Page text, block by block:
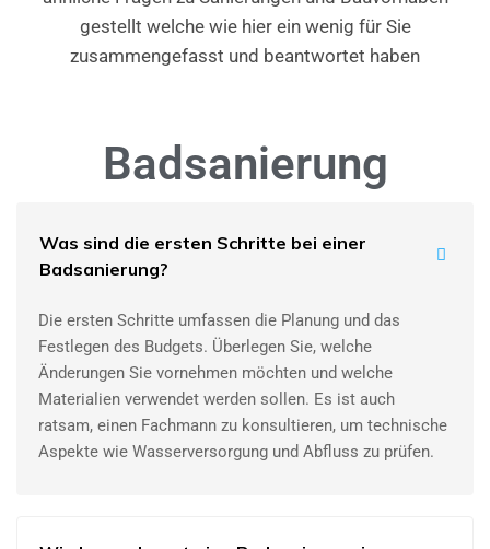
gestellt welche wie hier ein wenig für Sie
zusammengefasst und beantwortet haben
Badsanierung
Was sind die ersten Schritte bei einer
Badsanierung?
Die ersten Schritte umfassen die Planung und das
Festlegen des Budgets. Überlegen Sie, welche
Änderungen Sie vornehmen möchten und welche
Materialien verwendet werden sollen. Es ist auch
ratsam, einen Fachmann zu konsultieren, um technische
Aspekte wie Wasserversorgung und Abfluss zu prüfen.